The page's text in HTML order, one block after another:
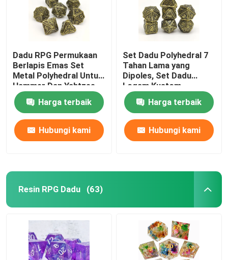
Dadu RPG Permukaan
Berlapis Emas Set
Metal Polyhedral Untuk
Hammer Dan Yahtzee
Harga terbaik
Hubungi kami
Set Dadu Polyhedral 7
Tahan Lama yang
Dipoles, Set Dadu
Logam Kustom
Berlapis Emas
Harga terbaik
Hubungi kami
Resin RPG Dadu (63)